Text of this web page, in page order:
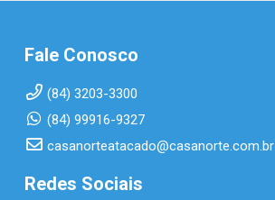
Fale Conosco
(84) 3203-3300
(84) 99916-9327
casanorteatacado@casanorte.com.br
Redes Sociais